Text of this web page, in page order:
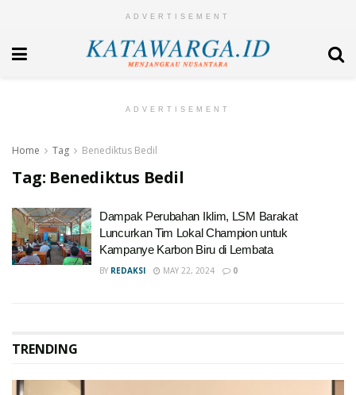
ADVERTISEMENT
ADVERTISEMENT
Home Tag Benediktus Bedil
Tag: Benediktus Bedil
Dampak Perubahan Iklim, LSM Barakat
Luncurkan Tim Lokal Champion untuk
Kampanye Karbon Biru di Lembata
BY REDAKSI MAY 22, 2024 0
TRENDING